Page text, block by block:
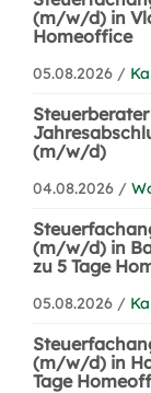
(m/w/d) in
Homeoffice
05.08.2026 /
(m/w/d)
04.08.2026 /
(m/w/d) in
zu 5 Tage
05.08.2026 /
(m/w/d) in
Tage